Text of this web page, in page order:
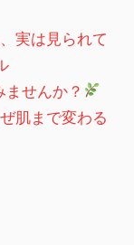
実は見られて
せんか？
肌まで変わる